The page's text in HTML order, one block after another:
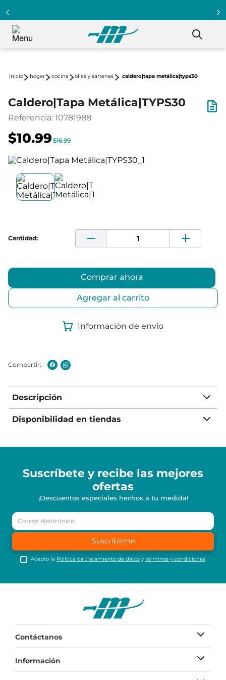
hogar cocina ollas y sartenes caldero|tapa metálica|typs30
Caldero|Tapa Metálica|TYPS30
Referencia: 10781988
$10.99 $16.99
Comprar ahora
Agregar al carrito
Información de envío
Descripción
Disponibilidad en tiendas
Suscríbete y recibe las mejores
ofertas
¡Descuentos especiales hechos a tu medida!
Suscribirme
Acepto la Política de tratamiento de datos ytérminos y condiciones
Contáctanos
Información